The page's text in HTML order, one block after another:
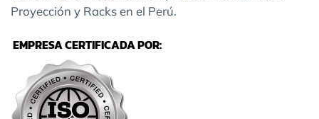
Proyección y Racks en el Perú.
EMPRESA CERTIFICADA POR: